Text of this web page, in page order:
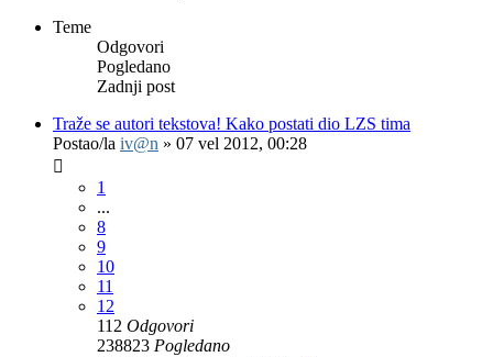
Teme
Odgovori
Pogledano
Zadnji post
Traže se autori tekstova! Kako postati dio LZS tima
Postao/la iv@n » 07 vel 2012, 00:28
1
...
8
9
10
11
12
112 Odgovori
238823 Pogledano